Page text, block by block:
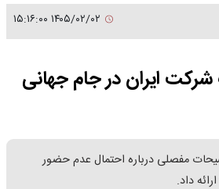
ایران در جام جهانی
مفصلی درباره احتمال عدم حضور